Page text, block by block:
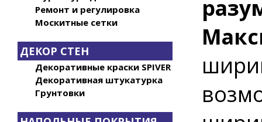
Ремонт и регулировка
Москитные сетки
ДЕКОР СТЕН
Декоративные краски SPIVER
Декоративная штукатурка
Грунтовки